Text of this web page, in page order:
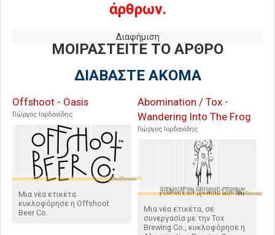
άρθρων.
Διαφήμιση
ΜΟΙΡΑΣΤΕΙΤΕ ΤΟ ΑΡΘΡΟ
ΔΙΑΒΑΣΤΕ ΑΚΟΜΑ
Offshoot - Oasis
Γιώργος Ιορδανίδης
Μια νέα ετικέτα
κυκλοφόρησε η Offshoot
Beer Co.
Abomination / Tox -
Wandering Into The Frog
Γιώργος Ιορδανίδης
Μια νέα ετικέτα, σε
συνεργασία με την Tox
Brewing Co., κυκλοφόρησε η